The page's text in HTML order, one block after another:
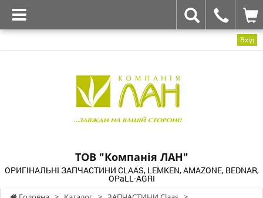
Вхід
ТОВ "Компанія ЛАН"
ОРИГІНАЛЬНІ ЗАПЧАСТИНИ CLAAS, LEMKEN, AMAZONE, BEDNAR,
OPaLL-AGRI